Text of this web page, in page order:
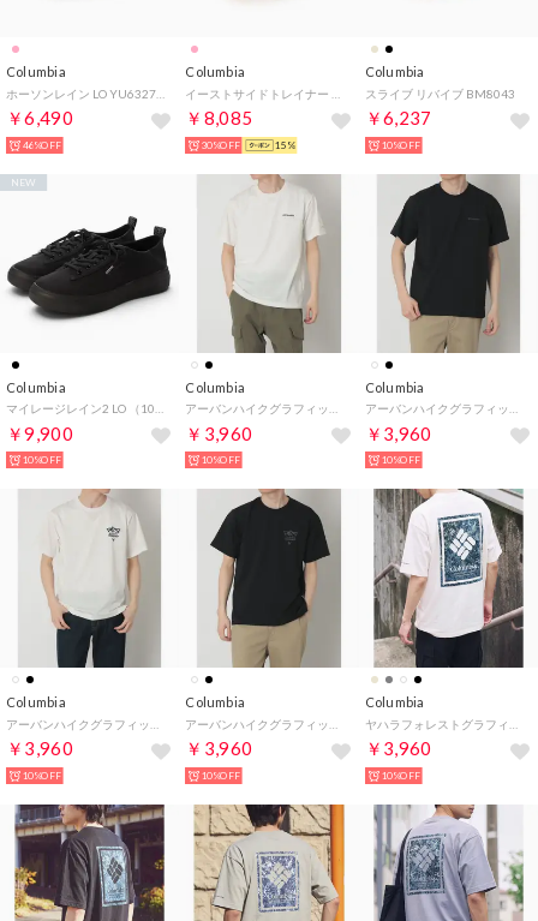
Columbia
￥6,490
46%OFF
Columbia
￥8,085
30%OFF 15%
Columbia
スライブ リバイブ BM8043
￥6,237
10%OFF
Columbia
￥9,900
NEW
10%OFF
Columbia
￥3,960
10%OFF
Columbia
￥3,960
10%OFF
Columbia
￥3,960
10%OFF
Columbia
￥3,960
10%OFF
Columbia
￥3,960
10%OFF